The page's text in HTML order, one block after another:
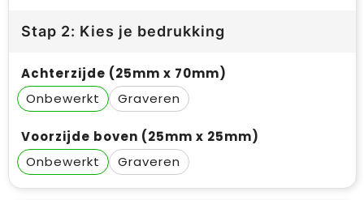
Stap 2: Kies je bedrukking
Achterzijde (25mm x 70mm)
Onbewerkt
Graveren
Voorzijde boven (25mm x 25mm)
Onbewerkt
Graveren